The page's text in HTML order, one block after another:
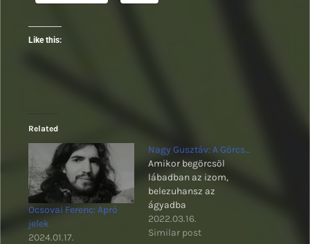
Like this:
Related
Ocsovai Ferenc: Apró
jelek
2024.01.17.
Nagy Gusztáv: A Görcs…
Amikor begörcsöl
lábadban az izom,
belezuhansz az
ágyadba
2022.03.16.
Similar post